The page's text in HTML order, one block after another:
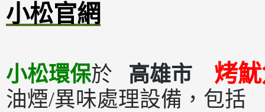
小松官網
小松環保於 高雄市 烤
油煙/異味處理設備，包